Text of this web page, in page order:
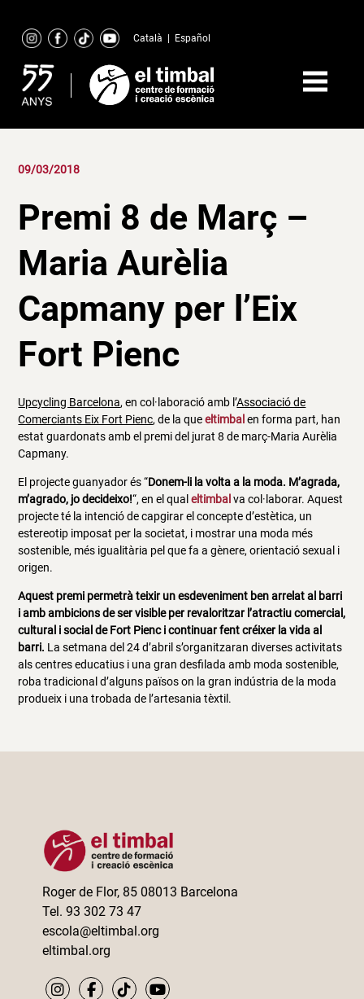
content
Català Español
09/03/2018
Premi 8 de Març –
Maria Aurèlia
Capmany per l’Eix
Fort Pienc
Upcycling Barcelona, en col·laboració amb l’Associació de
Comerciants Eix Fort Pienc, de la queeltimbal en forma part, han
estat guardonats amb el premi del jurat 8 de març-Maria Aurèlia
Capmany.
El projecte guanyador és “Donem-li la volta a la moda. M’agrada,
m’agrado, jo decideixo!“, en el qualeltimbal va col·laborar. Aquest
projecte té la intenció de capgirar el concepte d’estètica, un
estereotip imposat per la societat, i mostrar una moda més
sostenible, més igualitària pel que fa a gènere, orientació sexual i
origen.
Aquest premi permetrà teixir un esdeveniment ben arrelat al barri
i amb ambicions de ser visible per revaloritzar l’atractiu comercial,
cultural i social de Fort Pienc i continuar fent créixer la vida al
barri. La setmana del 24 d’abril s’organitzaran diverses activitats
als centres educatius i una gran desfilada amb moda sostenible,
roba tradicional d’alguns països on la gran indústria de la moda
produeix i una trobada de l’artesania tèxtil.
Roger de Flor, 85 08013 Barcelona
Tel. 93 302 73 47
escola@eltimbal.org
eltimbal.org